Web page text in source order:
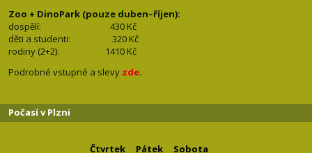
Zoo + DinoPark (pouze duben–říjen):
dospělí: 430 Kč
děti a studenti: 320 Kč
rodiny (2+2): 1410 Kč
Podrobné vstupné a slevy zde.
Počasí v Plzni
Čtvrtek Pátek Sobota